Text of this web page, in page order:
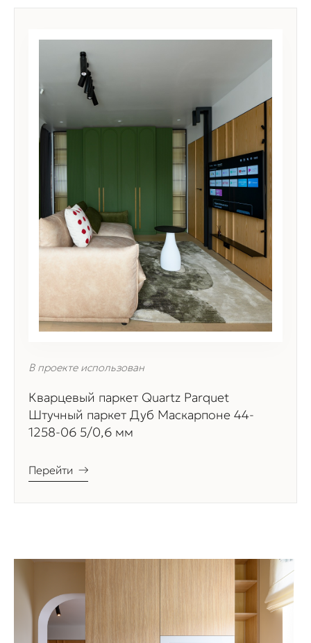
В проекте использован
Кварцевый паркет Quartz Parquet
Штучный паркет Дуб Маскарпоне 44-
1258-06 5/0,6 мм
Перейти →